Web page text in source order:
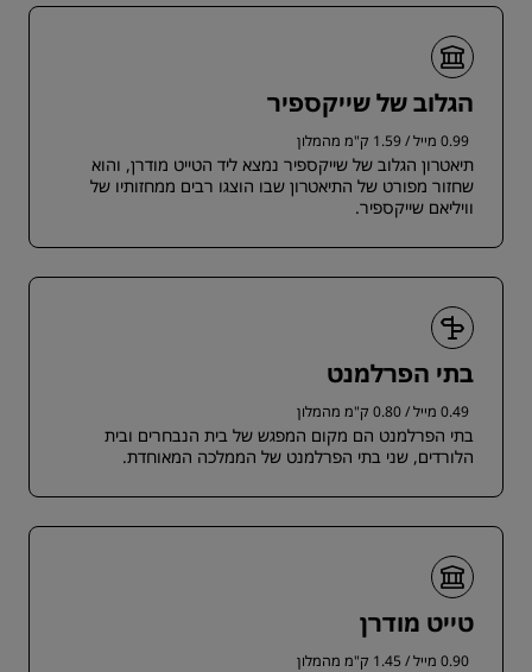
הגלוב של שייקספיר
0.99 מייל / 1.59 ק"מ מהמלון
תיאטרון הגלוב של שייקספיר נמצא ליד הטייט מודרן, והוא
שחזור מפורט של התיאטרון שבו הוצגו רבים ממחזותיו של
וויליאם שייקספיר.
בתי הפרלמנט
0.49 מייל / 0.80 ק"מ מהמלון
בתי הפרלמנט הם מקום המפגש של בית הנבחרים ובית
הלורדים, שני בתי הפרלמנט של הממלכה המאוחדת.
טייט מודרן
0.90 מייל / 1.45 ק"מ מהמלון